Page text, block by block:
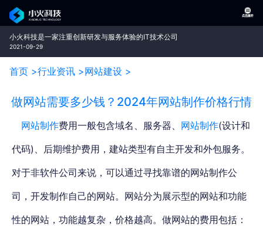
小火科技是一家注重创新研发与服务体验的IT技术公司
2021-09-29
首页 >行业资讯 >网站建设 >
做网站需要多少钱？2024年网站制作价格行情
网站制作费用一般包含域名、服务器、 网站制作(设计和
代码)、后期维护费用，建站类型有自主开发和外包服务。
对于非软件公司来说，可以通过寻找靠谱的网站制作公
司，开发制作自己的网站。网站分为展示型的网站和功能
性的网站，功能越复杂，价格越高。做网站的费用包括：